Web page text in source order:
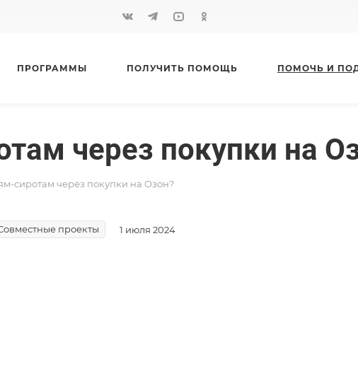
ПРОГРАММЫ ПОЛУЧИТЬ ПОМОЩЬ ПОМОЧЬ И
через покупки на
сиротам через покупки на Озон?
проекты 1 июля 2024